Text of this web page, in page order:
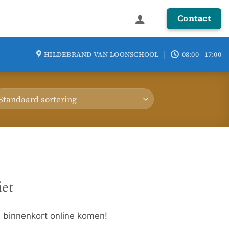
Contact
HILDEBRAND VAN LOONSCHOOL 08:00 - 17:00
online komen!